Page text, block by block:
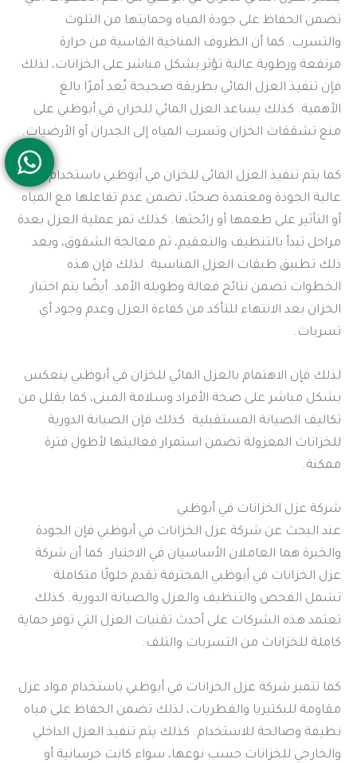
تضمن الحفاظ على جودة المياه وحمايتها من التلوث
والتسرب. كما أن الظروف المناخية القاسية من حرارة
مرتفعة ورطوبة عالية تؤثر بشكل مباشر على الخزانات، لذلك
فإن تنفيذ العزل المائي بطريقة صحيحة يُعد أمرًا بالغ
الأهمية. كذلك يساعد العزل المائي للخزان في أبوظبي على
منع تشققات الخزان وتسرب المياه إلى الجدران أو الأرضيات.
كما يتم تنفيذ العزل المائي للخزان في أبوظبي باستخدام مواد
عالية الجودة ومعتمدة صحيًا، تضمن عدم تفاعلها مع المياه
أو التأثير على طعمها أو رائحتها. كذلك تمر عملية العزل بعدة
مراحل تبدأ بالتنظيف والتعقيم، ثم معالجة الشقوق، وبعد
ذلك تطبيق طبقات العزل المناسبة. لذلك فإن هذه
الخطوات تضمن نتائج فعالة وطويلة الأمد. أيضًا يتم اختبار
الخزان بعد الانتهاء للتأكد من كفاءة العزل وعدم وجود أي
تسربات.
لذلك فإن الاهتمام بالعزل المائي للخزان في أبوظبي ينعكس
بشكل مباشر على صحة الأفراد وسلامة المبنى، كما يقلل من
تكاليف الصيانة المستقبلية. كذلك فإن الصيانة الدورية
للخزانات المعزولة تضمن استمرار فعاليتها لأطول فترة
ممكنة.
شركة عزل الخزانات في أبوظبي
عند البحث عن شركة عزل الخزانات في أبوظبي فإن الجودة
والخبرة هما العاملان الأساسيان في الاختيار. كما أن شركة
عزل الخزانات في أبوظبي المحترفة تقدم حلولًا متكاملة
تشمل الفحص والتنظيف والعزل والصيانة الدورية. كذلك
تعتمد هذه الشركات على أحدث تقنيات العزل التي توفر حماية
كاملة للخزانات من التسربات والتلف.
كما تتميز شركة عزل الخزانات في أبوظبي باستخدام مواد عزل
مقاومة للبكتيريا والفطريات، لذلك تضمن الحفاظ على مياه
نظيفة وصالحة للاستخدام. كذلك يتم تنفيذ العزل الداخلي
والخارجي للخزانات حسب نوعها، سواء كانت خرسانية أو